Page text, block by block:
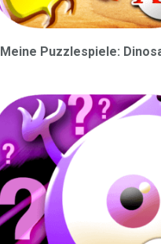
Meine Puzzlespiele: